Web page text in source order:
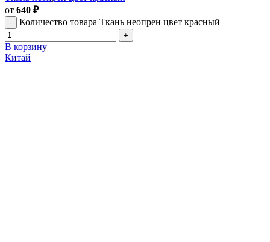
от 640 ₽
Количество товара Ткань неопрен цвет красный
В корзину
Китай